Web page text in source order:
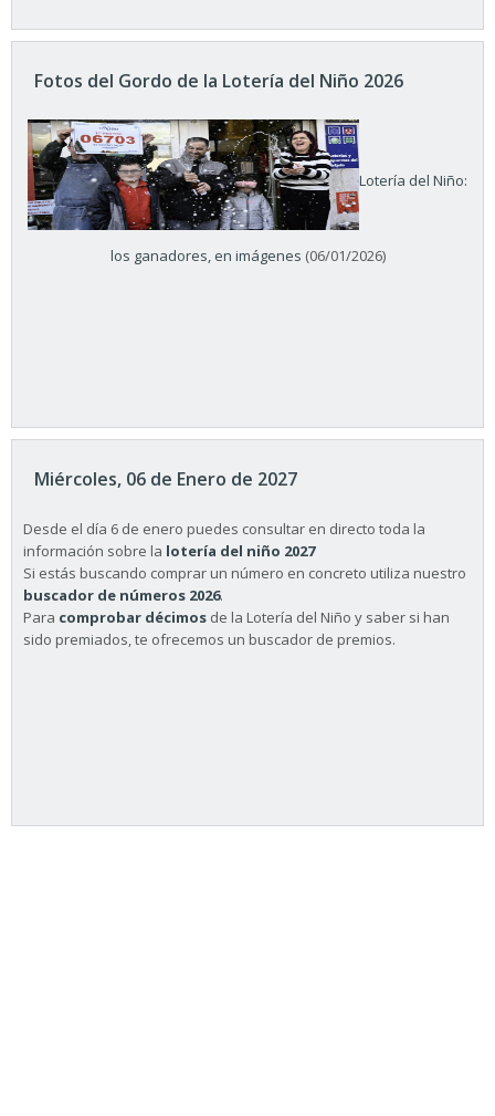
Fotos del Gordo de la Lotería del Niño 2026
Lotería del Niño:
los ganadores, en imágenes (06/01/2026)
Miércoles, 06 de Enero de 2027
Desde el día 6 de enero puedes consultar en directo toda la
información sobre la lotería del niño 2027
Si estás buscando comprar un número en concreto utiliza nuestro
buscador de números 2026.
Para comprobar décimos de la Lotería del Niño y saber si han
sido premiados, te ofrecemos un buscador de premios.